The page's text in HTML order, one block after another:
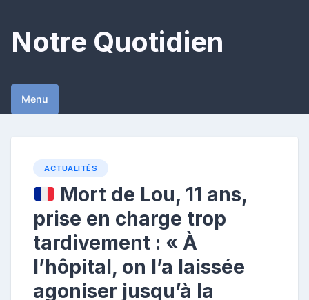
content
Notre Quotidien
Menu
ACTUALITÉS
Mort de Lou, 11 ans,
prise en charge trop
tardivement : « À
l’hôpital, on l’a laissée
agoniser jusqu’à la